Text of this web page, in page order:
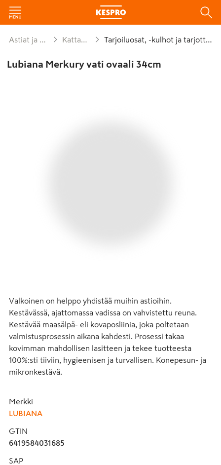
Astiat ja kattaus Kattaminen Tarjoiluosat, -kulhot ja tarjottimet
Lubiana Merkury vati ovaali 34cm
Valkoinen on helppo yhdistää muihin astioihin.
Kestävässä, ajattomassa vadissa on vahvistettu reuna.
Kestävää maasälpä- eli kovaposliinia, joka poltetaan
valmistusprosessin aikana kahdesti. Prosessi takaa
kovimman mahdollisen lasitteen ja tekee tuotteesta
100%:sti tiiviin, hygieenisen ja turvallisen. Konepesun- ja
mikronkestävä.
Merkki
LUBIANA
GTIN
6419584031685
SAP